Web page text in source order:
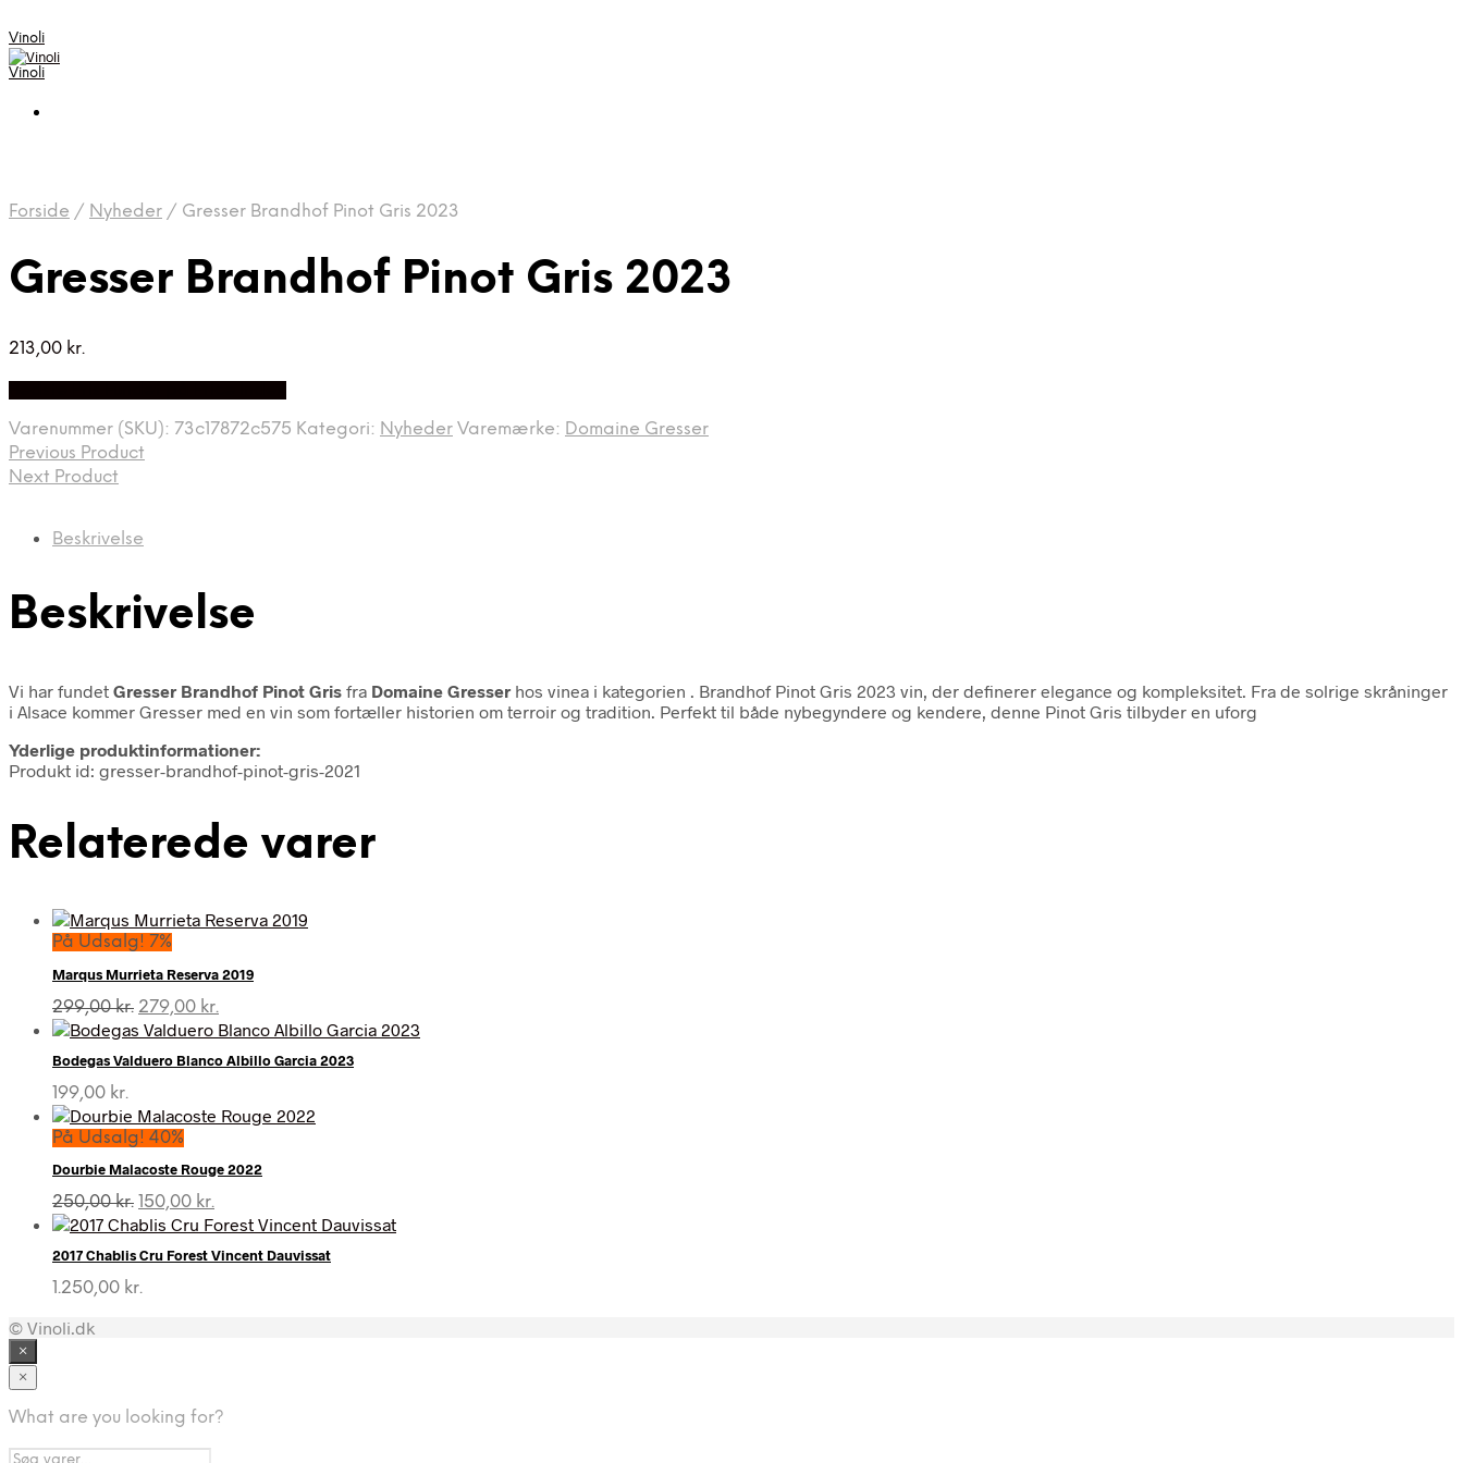
Vinoli
Vinoli
Forside / Nyheder / Gresser Brandhof Pinot Gris 2023
Gresser Brandhof Pinot Gris 2023
213,00 kr.
Varenummer (SKU): 73c17872c575 Kategori: Nyheder Varemærke: Domaine Gresser
Previous Product
Next Product
Beskrivelse
Beskrivelse
Vi har fundet Gresser Brandhof Pinot Gris fra Domaine Gresser hos vinea i kategorien
. Brandhof Pinot Gris 2023 vin, der definerer elegance og kompleksitet. Fra de solrige skråninger
i Alsace kommer Gresser med en vin som fortæller historien om terroir og tradition. Perfekt til både nybegyndere og kendere, denne Pinot Gris tilbyder en uforg
Yderlige produktinformationer:
Produkt id: gresser-brandhof-pinot-gris-2021
Relaterede varer
På Udsalg! 7%
Marqus Murrieta Reserva 2019
299,00kr. Den
oprindelige
var:
279,00 kr.
aktuelle
er:
Bodegas Valduero Blanco Albillo Garcia 2023
199,00 kr.
På Udsalg! 40%
Dourbie Malacoste Rouge 2022
250,00kr. Den
oprindelige
var:
250,00 kr..
150,00 kr.
aktuelle
er:
2017 Chablis Cru Forest Vincent Dauvissat
1.250,00 kr.
© Vinoli.dk
×
×
What are you looking for?